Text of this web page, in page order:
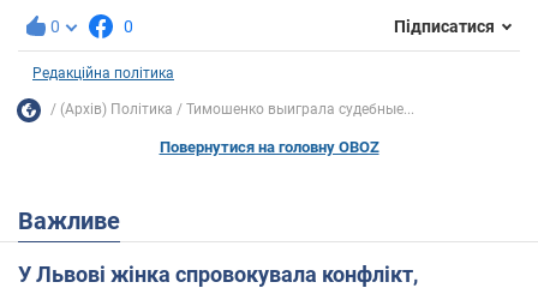
0 0 Підписатися
Редакційна політика
(Архів) Політика Тимошенко выиграла судебные...
Повернутися на головну OBOZ
Важливе
У Львові жінка спровокувала конфлікт,